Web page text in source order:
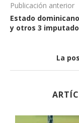
Publicación anterior
Estado
y otros 3
La